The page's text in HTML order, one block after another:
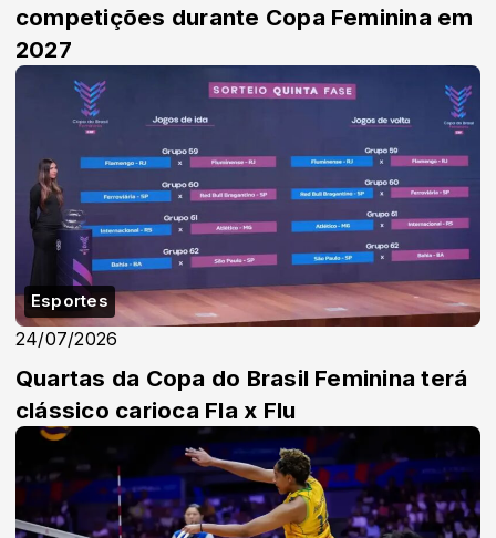
competições durante Copa Feminina em
2027
Esportes
24/07/2026
Quartas da Copa do Brasil Feminina terá
clássico carioca Fla x Flu